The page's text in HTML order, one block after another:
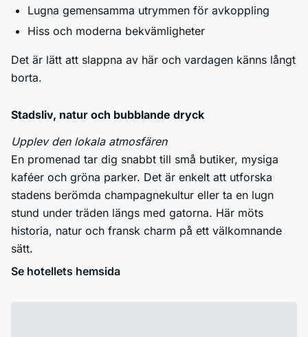
Lugna gemensamma utrymmen för avkoppling
Hiss och moderna bekvämligheter
Det är lätt att slappna av här och vardagen känns långt
borta.
Stadsliv, natur och bubblande dryck
Upplev den lokala atmosfären
En promenad tar dig snabbt till små butiker, mysiga
kaféer och gröna parker. Det är enkelt att utforska
stadens berömda champagnekultur eller ta en lugn
stund under träden längs med gatorna. Här möts
historia, natur och fransk charm på ett välkomnande
sätt.
Se hotellets hemsida